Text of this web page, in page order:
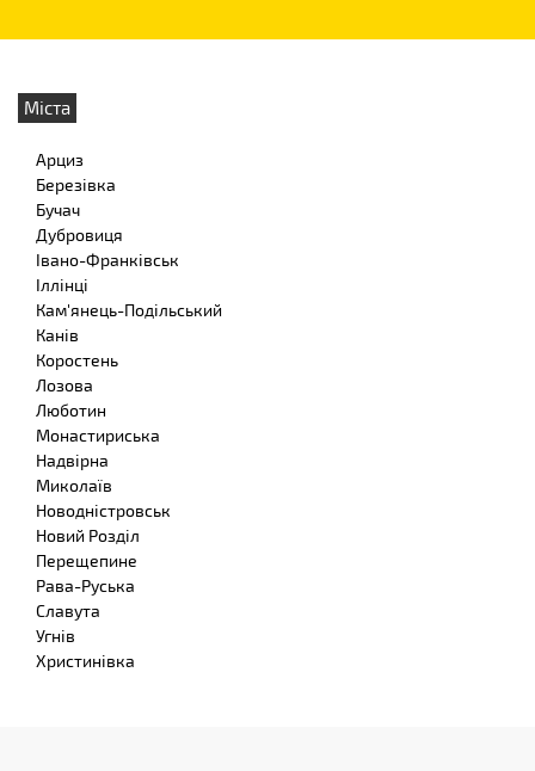
Міста
Арциз
Березівка
Бучач
Дубровиця
Івано-Франківськ
Іллінці
Кам'янець-Подільський
Канів
Коростень
Лозова
Люботин
Монастириська
Надвірна
Миколаїв
Новодністровськ
Новий Розділ
Перещепине
Рава-Руська
Славута
Угнів
Христинівка